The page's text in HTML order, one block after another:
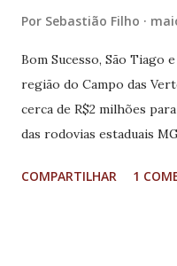
Por Sebastião Filho
Bom Sucesso, São Tiago
região do Campo das
cerca de R$2 milhões
das rodovias estaduais
de extensão, e na LMG-
COMPARTILHAR 1